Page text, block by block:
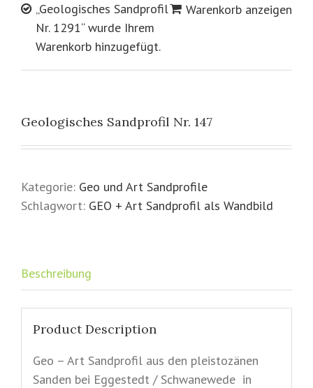
Warenkorb anzeigen
„Geologisches Sandprofil
Nr. 1291“ wurde Ihrem
Warenkorb hinzugefügt.
Geologisches Sandprofil Nr. 147
Kategorie: Geo und Art Sandprofile
Schlagwort: GEO + Art Sandprofil als Wandbild
Beschreibung
Product Description
Geo – Art Sandprofil aus den pleistozänen
Sanden bei Eggestedt / Schwanewede in